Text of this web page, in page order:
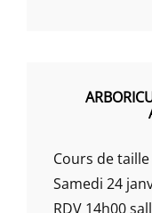
Cours de taille
Samedi 24
RDV 14h00